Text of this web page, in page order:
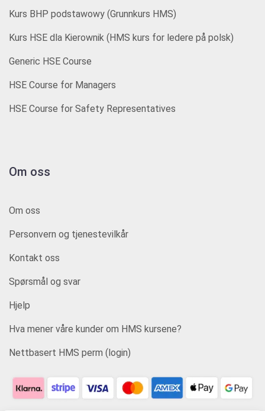
Kurs BHP podstawowy (Grunnkurs HMS)
Kurs HSE dla Kierownik (HMS kurs for ledere på polsk)
Generic HSE Course
HSE Course for Managers
HSE Course for Safety Representatives
Om oss
Om oss
Personvern og tjenestevilkår
Kontakt oss
Spørsmål og svar
Hjelp
Hva mener våre kunder om HMS kursene?
Nettbasert HMS perm (login)